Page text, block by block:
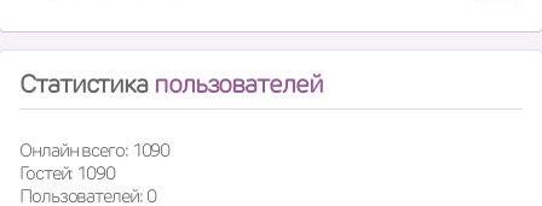
Статистика пользователей
Онлайн всего: 1090
Гостей: 1090
Пользователей: 0